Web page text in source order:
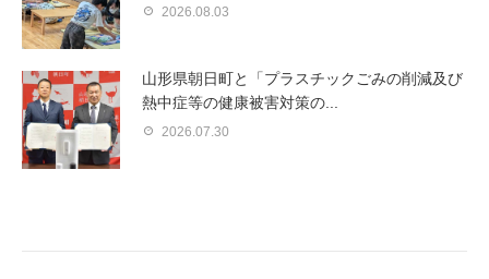
2026.08.03
山形県朝日町と「プラスチックごみの削減及び
熱中症等の健康被害対策の...
2026.07.30